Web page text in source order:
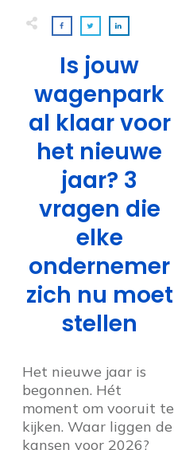
Is jouw
wagenpark
al klaar voor
het nieuwe
jaar? 3
vragen die
elke
ondernemer
zich nu moet
stellen
Het nieuwe jaar is
begonnen. Hét
moment om vooruit te
kijken. Waar liggen de
kansen voor 2026?